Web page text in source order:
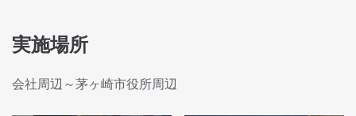
実施場所
会社周辺～茅ヶ崎市役所周辺